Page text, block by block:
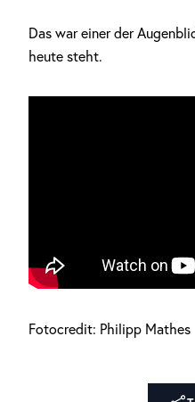
Das war einer der
heute steht.
Fotocredit: Philipp Mathes